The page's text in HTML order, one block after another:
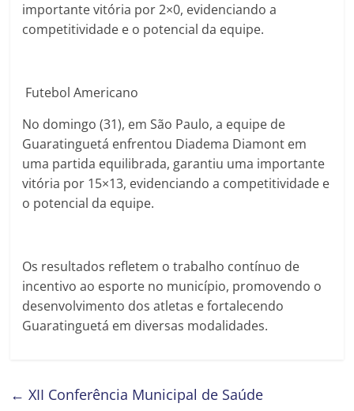
importante vitória por 2×0, evidenciando a
competitividade e o potencial da equipe.
Futebol Americano
No domingo (31), em São Paulo, a equipe de
Guaratinguetá enfrentou Diadema Diamont em
uma partida equilibrada, garantiu uma importante
vitória por 15×13, evidenciando a competitividade e
o potencial da equipe.
Os resultados refletem o trabalho contínuo de
incentivo ao esporte no município, promovendo o
desenvolvimento dos atletas e fortalecendo
Guaratinguetá em diversas modalidades.
← XII Conferência Municipal de Saúde